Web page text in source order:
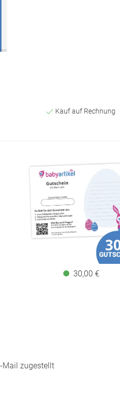
Kauf auf Rechnung
30,00 €
Mail zugestellt